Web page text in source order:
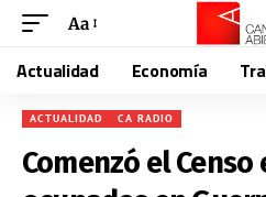
Aa
Actualidad Economía
ACTUALIDAD CA RADIO
Comenzó el